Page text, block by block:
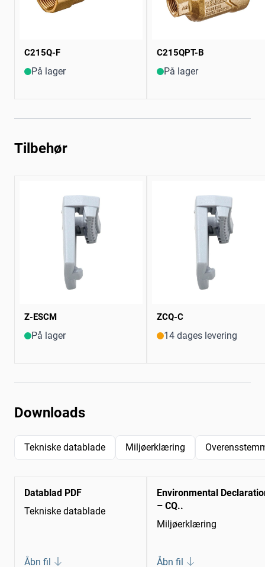
C215Q-F
På lager
C215QPT-B
På lager
Tilbehør
Z-ESCM
På lager
ZCQ-C
14 dages levering
Downloads
Tekniske datablade Miljøerklæring
Datablad PDF
Tekniske datablade
Åbn fil
Environmental
– CQ..
Miljøerklæring
Åbn fil